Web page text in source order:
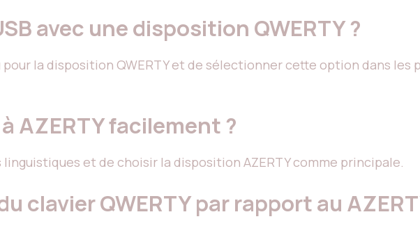
avec une disposition QWERTY ?
la disposition QWERTY et de sélectionner cette option dans les
AZERTY facilement ?
et de choisir la disposition AZERTY comme principale.
clavier QWERTY par rapport au